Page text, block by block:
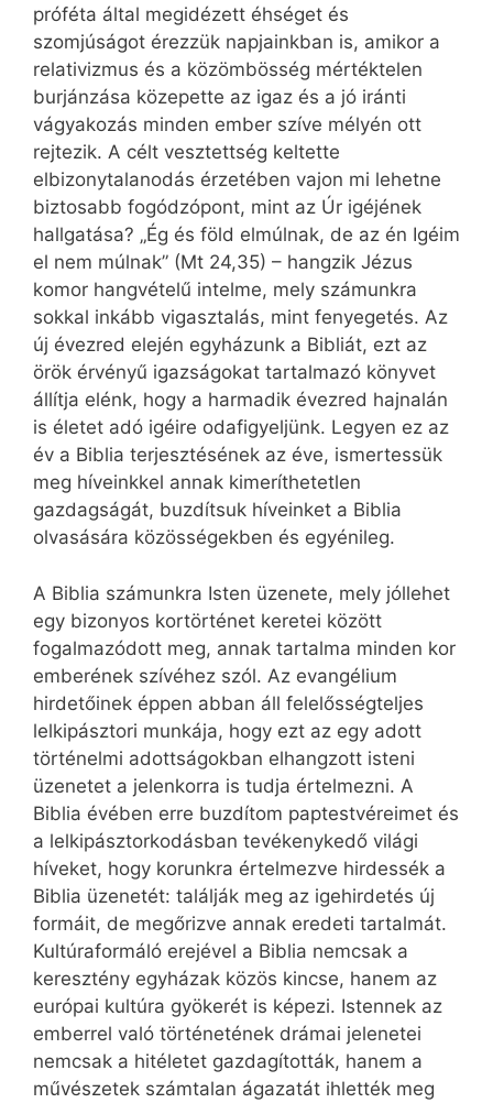
próféta által megidézett éhséget és
szomjúságot érezzük napjainkban is, amikor a
relativizmus és a közömbösség mértéktelen
burjánzása közepette az igaz és a jó iránti
vágyakozás minden ember szíve mélyén ott
rejtezik. A célt vesztettség keltette
elbizonytalanodás érzetében vajon mi lehetne
biztosabb fogódzópont, mint az Úr igéjének
hallgatása? „Ég és föld elmúlnak, de az én Igéim
el nem múlnak” (Mt 24,35) – hangzik Jézus
komor hangvételű intelme, mely számunkra
sokkal inkább vigasztalás, mint fenyegetés. Az
új évezred elején egyházunk a Bibliát, ezt az
örök érvényű igazságokat tartalmazó könyvet
állítja elénk, hogy a harmadik évezred hajnalán
is életet adó igéire odafigyeljünk. Legyen ez az
év a Biblia terjesztésének az éve, ismertessük
meg híveinkkel annak kimeríthetetlen
gazdagságát, buzdítsuk híveinket a Biblia
olvasására közösségekben és egyénileg.
A Biblia számunkra Isten üzenete, mely jóllehet
egy bizonyos kortörténet keretei között
fogalmazódott meg, annak tartalma minden kor
emberének szívéhez szól. Az evangélium
hirdetőinek éppen abban áll felelősségteljes
lelkipásztori munkája, hogy ezt az egy adott
történelmi adottságokban elhangzott isteni
üzenetet a jelenkorra is tudja értelmezni. A
Biblia évében erre buzdítom paptestvéreimet és
a lelkipásztorkodásban tevékenykedő világi
híveket, hogy korunkra értelmezve hirdessék a
Biblia üzenetét: találják meg az igehirdetés új
formáit, de megőrizve annak eredeti tartalmát.
Kultúraformáló erejével a Biblia nemcsak a
keresztény egyházak közös kincse, hanem az
európai kultúra gyökerét is képezi. Istennek az
emberrel való történetének drámai jelenetei
nemcsak a hitéletet gazdagították, hanem a
művészetek számtalan ágazatát ihlették meg